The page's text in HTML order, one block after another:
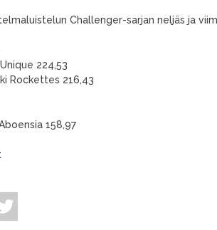
Challenger-sarjan neljäs ja
224,53
Rockettes 216,43
158,97